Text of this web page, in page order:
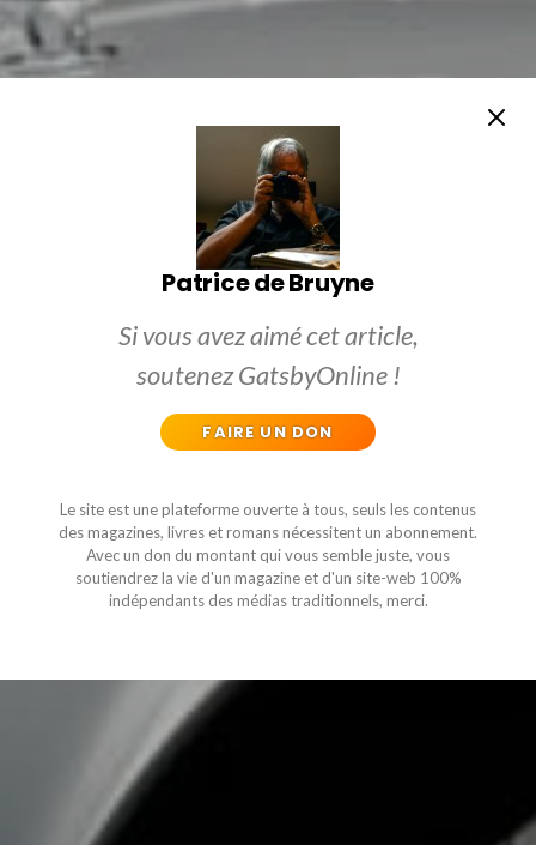
Patrice de Bruyne
Si vous avez aimé cet article,
soutenez GatsbyOnline !
FAIRE UN DON
Le site est une plateforme ouverte à tous, seuls les contenus
des magazines, livres et romans nécessitent un abonnement.
Avec un don du montant qui vous semble juste, vous
soutiendrez la vie d'un magazine et d'un site-web 100%
indépendants des médias traditionnels, merci.